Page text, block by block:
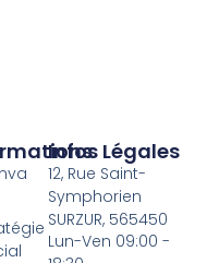
Infos Légales
12, Rue Saint-
Symphorien
SURZUR, 565450
Lun-Ven 09:00 -